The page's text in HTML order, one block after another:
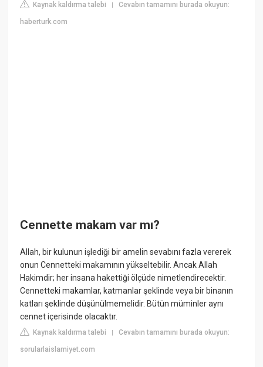
Kaynak kaldırma talebi |Cevabın tamamını burada okuyun:
haberturk.com
Cennette makam var mı?
Allah, bir kulunun işlediği bir amelin sevabını fazla vererek
onun Cennetteki makamının yükseltebilir. Ancak Allah
Hakimdir; her insana hakettiği ölçüde nimetlendirecektir.
Cennetteki makamlar, katmanlar şeklinde veya bir binanın
katları şeklinde düşünülmemelidir. Bütün müminler aynı
cennet içerisinde olacaktır.
Kaynak kaldırma talebi |Cevabın tamamını burada okuyun:
sorularlaislamiyet.com